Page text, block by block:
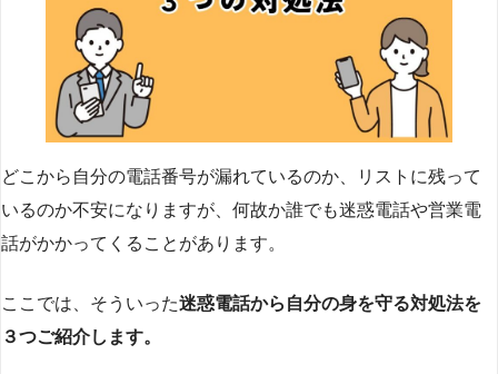
どこから自分の電話番号が漏れているのか、リストに残って
いるのか不安になりますが、何故か誰でも迷惑電話や営業電
話がかかってくることがあります。
ここでは、そういった迷惑電話から自分の身を守る対処法を
３つご紹介します。